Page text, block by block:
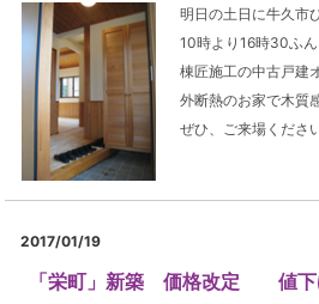
明日の土日に牛久
10時より16時30ふ
棟匠施工の中古戸建
外断熱のお家で木質
ぜひ、ご来場ください
2017/01/19
「栄町」新築 価格改定 値下